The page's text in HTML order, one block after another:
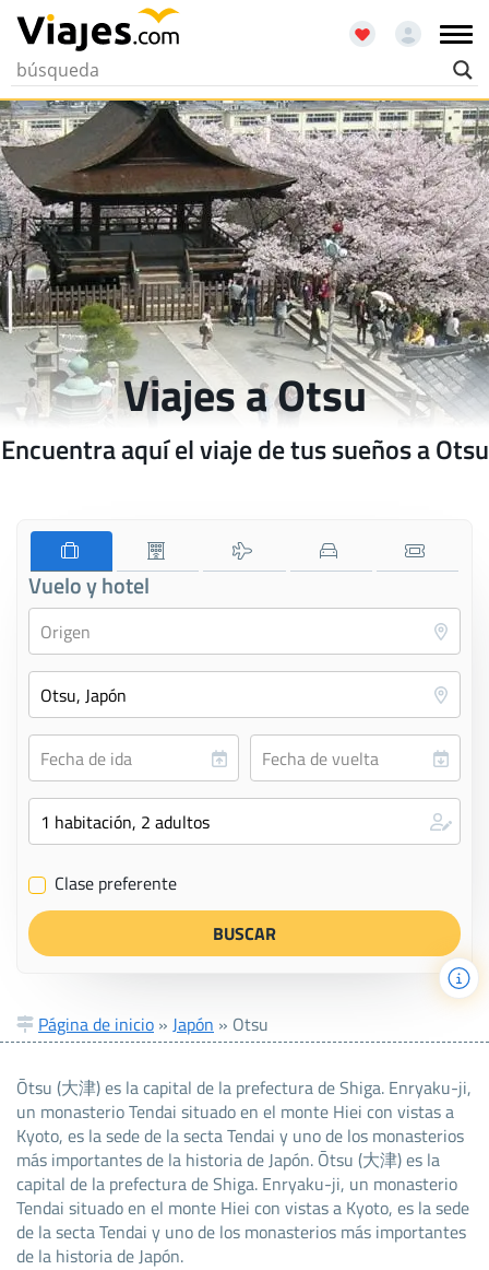
Viajes a Otsu
Encuentra aquí el viaje de tus sueños a Otsu
Vuelo y hotel
✔ Clase preferente
Página de inicio » Japón » Otsu
Ōtsu (大津) es la capital de la prefectura de Shiga. Enryaku-ji,
un monasterio Tendai situado en el monte Hiei con vistas a
Kyoto, es la sede de la secta Tendai y uno de los monasterios
más importantes de la historia de Japón. Ōtsu (大津) es la
capital de la prefectura de Shiga. Enryaku-ji, un monasterio
Tendai situado en el monte Hiei con vistas a Kyoto, es la sede
de la secta Tendai y uno de los monasterios más importantes
de la historia de Japón.